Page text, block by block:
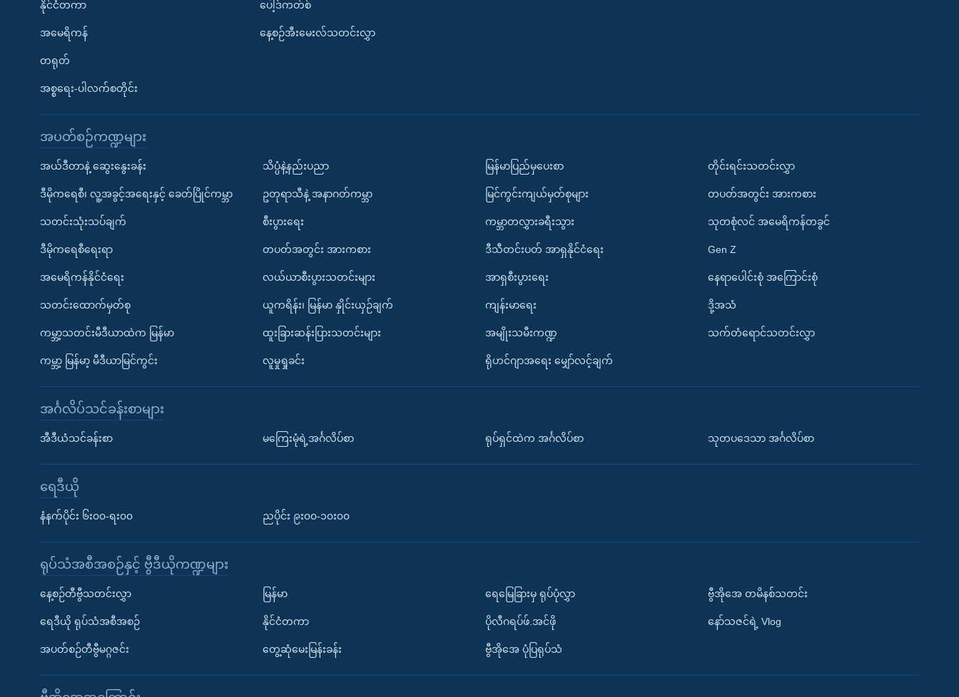
နိုင်ငံတကာ
အမေရိကန်
တရုတ်
အစ္စရေး-ပါလက်စတိုင်း
ပေါ့ဒ်ကတ်စ်
နေ့စဉ်အီးမေးလ်သတင်းလွှာ
အပတ်စဉ်ကဏ္ဍများ
အယ်ဒီတာနဲ့ ဆွေးနွေးခန်း
ဒီမိုကရေစီ၊ လူ့အခွင့်အရေးနှင့် ခေတ်ပြိုင်ကမ္ဘာ
သတင်းသုံးသပ်ချက်
ဒီမိုကရေစီရေးရာ
အမေရိကန်နိုင်ငံရေး
သတင်းထောက်မှတ်စု
ကမ္ဘာ့သတင်းမီဒီယာထဲက မြန်မာ
ကမ္ဘာ့ မြန်မာ့ မီဒီယာမြင်ကွင်း
သိပ္ပံနဲ့နည်းပညာ
ဥတုရာသီနဲ့ အနာဂတ်ကမ္ဘာ
စီးပွားရေး
တပတ်အတွင်း အားကစား
လယ်ယာစီးပွားသတင်းများ
ယူကရိန်း၊ မြန်မာ နှိုင်းယှဉ်ချက်
ထူးခြားဆန်းပြားသတင်းများ
လူမှုရှုခင်း
မြန်မာပြည်မှပေးစာ
မြင်ကွင်းကျယ်မှတ်စုများ
ကမ္ဘာတလွှားခရီးသွား
ဒီသီတင်းပတ် အာရှနိုင်ငံရေး
အာရှစီးပွားရေး
ကျန်းမာရေး
အမျိုးသမီးကဏ္ဍ
ရိုဟင်ဂျာအရေး မျှော်လင့်ချက်
တိုင်းရင်းသတင်းလွှာ
တပတ်အတွင်း အားကစား
သုတစုံလင် အမေရိကန်တခွင်
Gen Z
နေရာပေါင်းစုံ အကြောင်းစုံ
ဒို့အသံ
သက်တံရောင်သတင်းလွှာ
အင်္ဂလိပ်သင်ခန်းစာများ
အီဒီယံသင်ခန်းစာ မကြေးမုံရဲ့အင်္ဂလိပ်စာ ရုပ်ရှင်ထဲက အင်္ဂလိပ်စာ သုတပဒေသာ အင်္ဂလိပ်စာ
ရေဒီယို
နံနက်ပိုင်း ၆း၀၀-ရး၀၀ ညပိုင်း ၉း၀၀-၁၀း၀၀
ရုပ်သံအစီအစဉ်နှင့် ဗွီဒီယိုကဏ္ဍများ
နေ့စဉ်တီဗွီသတင်းလွှာ
ရေဒီယို ရုပ်သံအစီအစဉ်
အပတ်စဉ်တီဗွီမဂ္ဂဇင်း
မြန်မာ
နိုင်ငံတကာ
တွေ့ဆုံမေးမြန်းခန်း
ရေမြေခြားမှ ရုပ်ပုံလွှာ
ပိုလီဂရပ်ဖ်.အင်ဖို
ဗွီအိုအေ ပုံပြရုပ်သံ
ဗွီအိုအေ တမိနစ်သတင်း
နော်သဇင်ရဲ့ Vlog